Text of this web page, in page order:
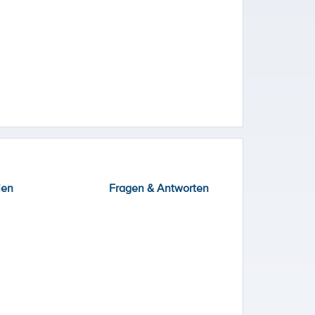
Fragen & Antworten